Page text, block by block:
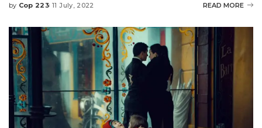
Posted
by Cop 223 11 July, 2022 READ MORE